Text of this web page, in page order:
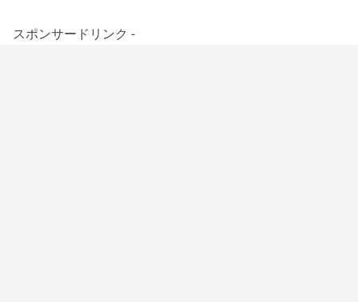
スポンサードリンク -